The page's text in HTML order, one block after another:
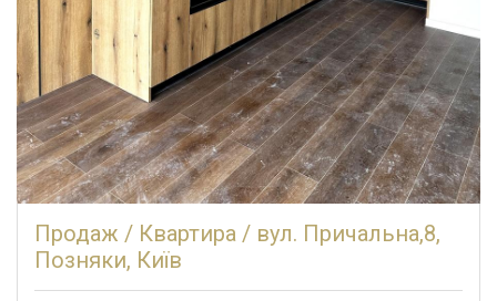
Продаж / Квартира / вул. Причальна,8,
Позняки, Київ